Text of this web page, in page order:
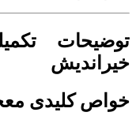
توضیحات
خیراندیش
خواص کلیدی